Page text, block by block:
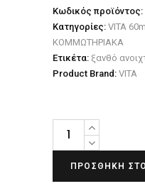
Κωδικός προϊόντος:
Κατηγορίες: VITA
ΚΟΜΜΩΤΗΡΙΑΚΑ
Ετικέτα: ξανθό
Product Brand: VITA
VITA
ΞΑΝΘΟ
ΑΝΟΙΧΤΟ
ΠΡΟΣΘΉΚΗ